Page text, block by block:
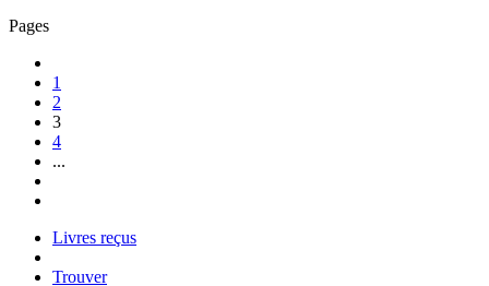
Pages
1
2
3
4
...
Livres reçus
Trouver